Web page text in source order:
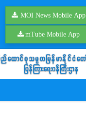
MOI News Mobile App
mTube Mobile App